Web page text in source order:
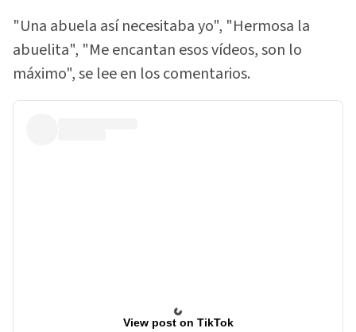
"Una abuela así necesitaba yo", "Hermosa la
abuelita", "Me encantan esos vídeos, son lo
máximo", se lee en los comentarios.
View post on TikTok